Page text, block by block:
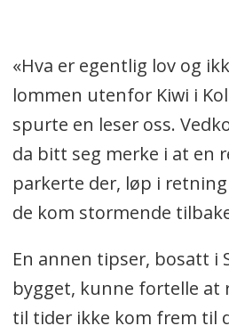
«Hva er egentlig lov og
lommen utenfor Kiwi i
spurte en leser oss.
da bitt seg merke i at en
parkerte der, løp i
de kom stormende
En annen tipser, bosatt i
bygget, kunne fortelle at
til tider ikke kom frem til